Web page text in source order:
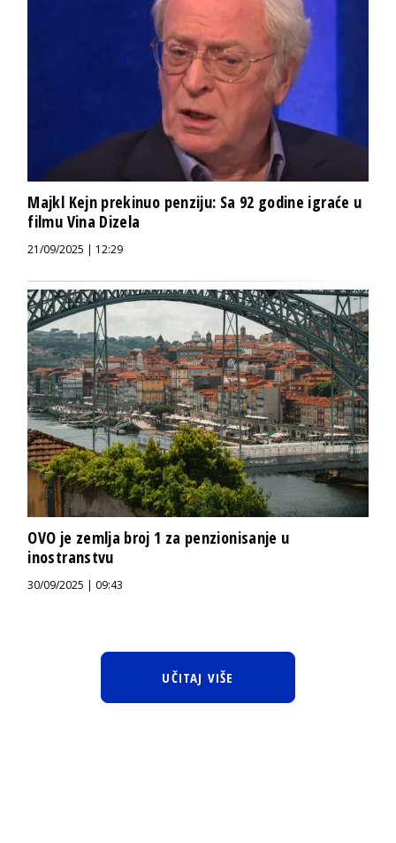
Majkl Kejn prekinuo penziju: Sa 92 godine igraće u
filmu Vina Dizela
21/09/2025 | 12:29
OVO je zemlja broj 1 za penzionisanje u
inostranstvu
30/09/2025 | 09:43
UČITAJ VIŠE